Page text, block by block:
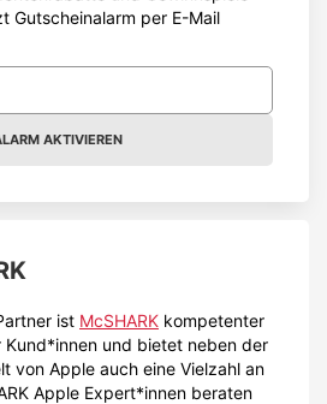
Gutscheinalarm per E-Mail
AKTIVIEREN
ist McSHARK kompetenter
und bietet neben der
von Apple auch eine Vielzahl an
Apple Expert*innen beraten